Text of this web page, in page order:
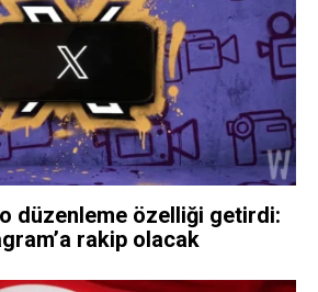
düzenleme özelliği getirdi:
rakip olacak